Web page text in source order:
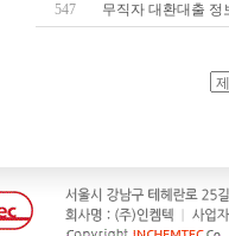
547 무직자 대환대출 정